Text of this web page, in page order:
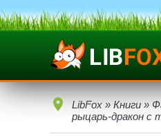
LibFox » Книги »
рыцарь-дракон с